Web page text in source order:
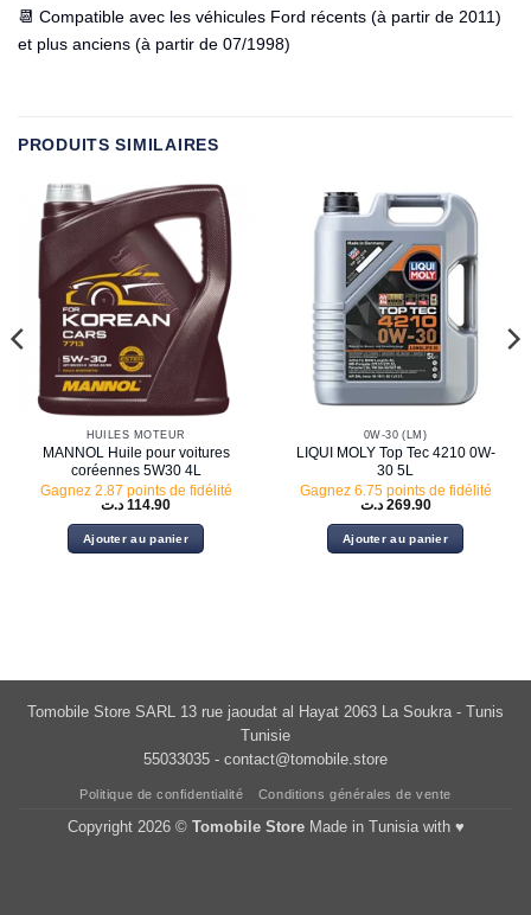
📆 Compatible avec les véhicules Ford récents (à partir de 2011)
et plus anciens (à partir de 07/1998)
PRODUITS SIMILAIRES
HUILES MOTEUR
MANNOL Huile pour voitures
coréennes 5W30 4L
Gagnez 2.87 points de fidélité
114.90 د.ت
Ajouter au panier
0W-30 (LM)
LIQUI MOLY Top Tec 4210 0W-
30 5L
Gagnez 6.75 points de fidélité
269.90 د.ت
Ajouter au panier
Tomobile Store SARL 13 rue jaoudat al Hayat 2063 La Soukra - Tunis
Tunisie
55033035 - contact@tomobile.store
Politique de confidentialité Conditions générales de vente
Copyright 2026 © Tomobile StoreMade in Tunisia with ♥